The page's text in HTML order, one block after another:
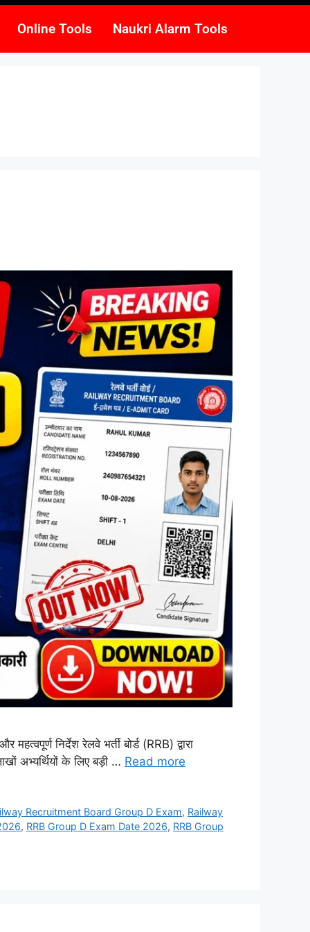
Online Tools Naukri Alarm Tools
निर्देश रेलवे भर्ती बोर्ड (RRB) द्वारा
अभ्यर्थियों के लिए बड़ी … Read more
Recruitment Board Group D Exam, Railway
, RRB Group D Exam Date 2026, RRB Group